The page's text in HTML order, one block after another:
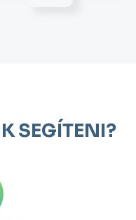
SEGÍTENI?